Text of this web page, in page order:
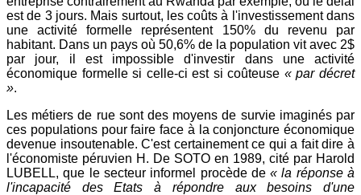
est de 3 jours. Mais surtout, les coûts à l'investissement dans
une activité formelle représentent 150% du revenu par
habitant. Dans un pays où 50,6% de la population vit avec 2$
par jour, il est impossible d'investir dans une activité
économique formelle si celle-ci est si coûteuse « par décret
».
Les métiers de rue sont des moyens de survie imaginés par
ces populations pour faire face à la conjoncture économique
devenue insoutenable. C'est certainement ce qui a fait dire à
l'économiste péruvien H. De SOTO en 1989, cité par Harold
LUBELL, que le secteur informel procède de« la réponse à
l'incapacité des Etats à répondre aux besoins d'une